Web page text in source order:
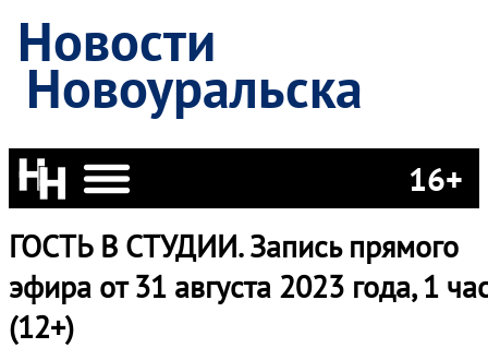
Новости
Новоуральска
16+
ГОСТЬ В СТУДИИ. Запись прямого
эфира от 31 августа 2023 года, 1
(12+)